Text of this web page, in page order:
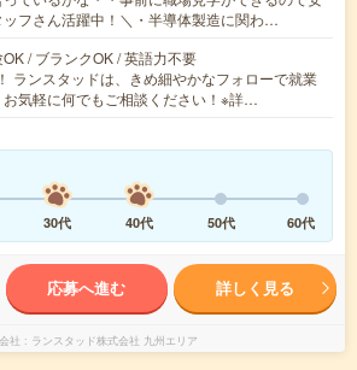
フさん活躍中！＼・半導体製造に関わ…
/ ブランクOK / 英語力不要
ランスタッドは、きめ細やかなフォローで就業
お気軽に何でもご相談ください！※詳…
30代 40代 50代 60代
応募へ進む 詳しく見る
社 ランスタッド株式会社 九州エリア